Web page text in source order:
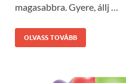
magasabbra. Gyere, állj …
OLVASS TOVÁBB